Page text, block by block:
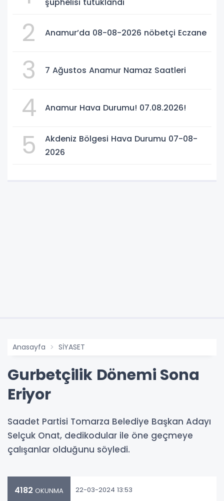
2 Anamur’da 08-08-2026 nöbetçi Eczane
3 7 Ağustos Anamur Namaz Saatleri
4 Anamur Hava Durumu! 07.08.2026!
5
Akdeniz Bölgesi Hava Durumu 07-08-
2026
Anasayfa SİYASET
Gurbetçilik Dönemi Sona
Eriyor
Saadet Partisi Tomarza Belediye Başkan Adayı
Selçuk Onat, dedikodular ile öne geçmeye
çalışanlar olduğunu söyledi.
4182 OKUNMA 22-03-2024 13:53